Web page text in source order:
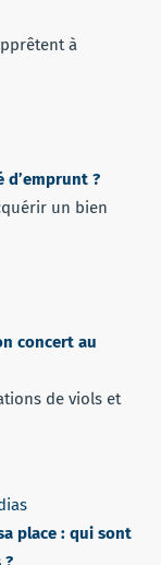
à
d’emprunt ?
un bien
concert au
de viols et
place : qui sont